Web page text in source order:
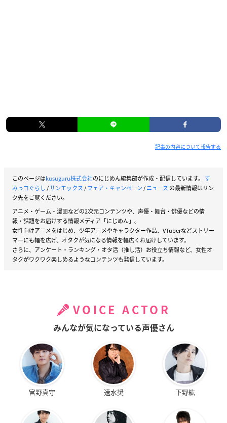
記事の内容について報告する
このページはkusuguru株式会社のにじめん編集部が作成・配信しています。 す
みっコぐらし/サンエックス/フェア・キャンペーン/ニュース の最新情報はリン
ク先をご覧ください。
アニメ・ゲーム・漫画などの2次元コンテンツや、声優・舞台・俳優などの情
報・話題をお届けする情報メディア「にじめん」。
女性向けアニメをはじめ、少年アニメやキャラクター作品、VTuberなどストリー
マーにも幅を広げ、オタクが気になる情報を幅広くお届けしています。
さらに、アンケート・ランキング・オタ活（推し活）お役立ち情報など、女性オ
タクがワクワク楽しめるようなコンテンツも発信しています。
VOICE ACTOR
みんなが気になっている声優さん
宮野真守 速水奨 下野紘